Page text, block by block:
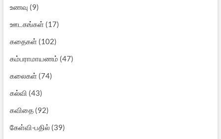
உணவு (9)
ஊடகங்கள்(17)
கதைகள்(102)
கம்பராமாயணம் (47)
கலைகள்(74)
கல்வி (43)
கவிதை(92)
கேள்வி-பதில்(39)